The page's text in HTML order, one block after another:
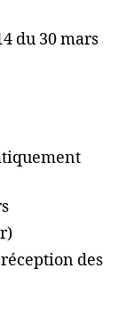
du 30 mars
des